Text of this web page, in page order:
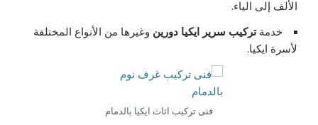
الألف إلى الياء.
خدمةتركيب سرير ايكيا دورين وغيرها من الأنواع المختلفة
لأسرة ايكيا.
فنى تركيب اثاث ايكيا بالدمام